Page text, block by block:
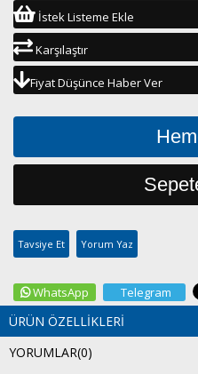
İstek Listeme Ekle
Karşılaştır
Fiyat Düşünce Haber Ver
Tavsiye Et Yorum Yaz
WhatsApp Telegram
ÜRÜN ÖZELLIKLERI
YORUMLAR(0)